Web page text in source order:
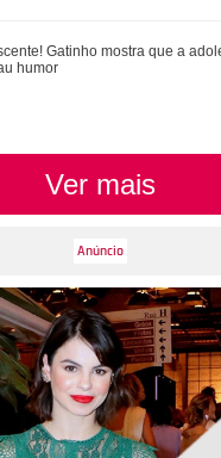
Gatinho mostra que a
humor
Gatinho mostra que a
humor
Ver mais